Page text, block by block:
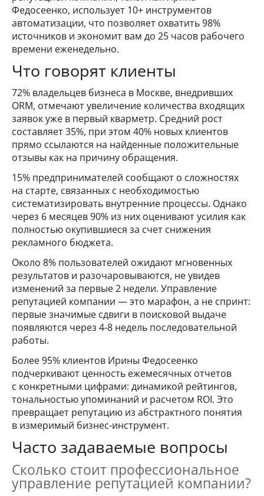
Федосеенко, использует 10+ инструментов
автоматизации, что позволяет охватить 98%
источников и экономит вам до 25 часов рабочего
времени еженедельно.
Что говорят клиенты
72% владельцев бизнеса в Москве, внедривших
ORM, отмечают увеличение количества входящих
заявок уже в первый кварметр. Средний рост
составляет 35%, при этом 40% новых клиентов
прямо ссылаются на найденные положительные
отзывы как на причину обращения.
15% предпринимателей сообщают о сложностях
на старте, связанных с необходимостью
систематизировать внутренние процессы. Однако
через 6 месяцев 90% из них оценивают усилия как
полностью окупившиеся за счет снижения
рекламного бюджета.
Около 8% пользователей ожидают мгновенных
результатов и разочаровываются, не увидев
изменений за первые 2 недели. Управление
репутацией компании — это марафон, а не спринт:
первые значимые сдвиги в поисковой выдаче
появляются через 4-8 недель последовательной
работы.
Более 95% клиентов Ирины Федосеенко
подчеркивают ценность ежемесячных отчетов
с конкретными цифрами: динамикой рейтингов,
тональностью упоминаний и расчетом ROI. Это
превращает репутацию из абстрактного понятия
в измеримый бизнес-инструмент.
Часто задаваемые вопросы
Сколько стоит профессиональное
управление репутацией компании?